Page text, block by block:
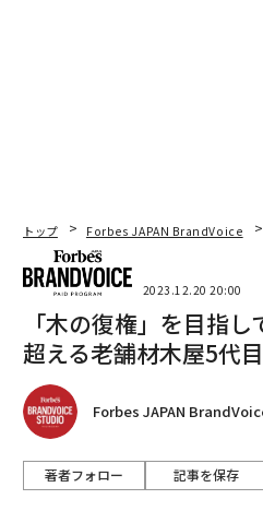
トップ Forbes JAPAN BrandVoice
2023.12.20 20:00
「木の復権」を目指
超える老舗材木屋5代
Forbes JAPAN
著者フォロー 記事を保存